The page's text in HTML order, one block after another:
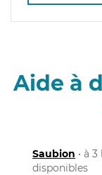
Aide à
Saubion • à
disponibles